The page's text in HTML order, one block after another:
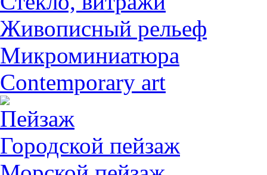
Живописный рельеф
Микроминиатюра
Contemporary art
Пейзаж
Городской пейзаж